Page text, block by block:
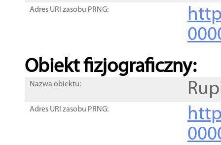
Adres URI zasobu PRNG:
Obiekt fizjograficzny:
Nazwa obiektu:
Adres URI zasobu PRNG: